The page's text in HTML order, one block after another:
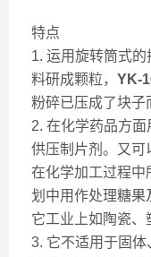
特点
1. 运用旋转筒式
料研成颗粒， YK-
粉碎已压成了块子
2. 在化学药品方
供压制片剂。又可
在化学加工过程中
划中用作处理糖果
它工业上如陶瓷、
3. 它不适用于固体